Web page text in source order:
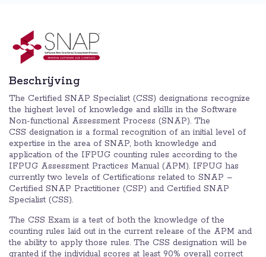
Beschrijving
The Certified SNAP Specialist (CSS) designations recognize
the highest level of knowledge and skills in the Software
Non-functional Assessment Process (SNAP). The
CSS designation is a formal recognition of an initial level of
expertise in the area of SNAP, both knowledge and
application of the IFPUG counting rules according to the
IFPUG Assessment Practices Manual (APM). IFPUG has
currently two levels of Certifications related to SNAP –
Certified SNAP Practitioner (CSP) and Certified SNAP
Specialist (CSS).
The CSS Exam is a test of both the knowledge of the
counting rules laid out in the current release of the APM and
the ability to apply those rules. The CSS designation will be
granted if the individual scores at least 90% overall correct